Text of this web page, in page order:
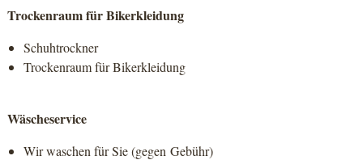
Trockenraum für Bikerkleidung
Schuhtrockner
Trockenraum für Bikerkleidung
Wäscheservice
Wir waschen für Sie (gegen Gebühr)